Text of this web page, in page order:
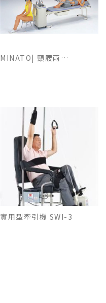
MINATO| 頸腰兩用牽引機 Tractizer TC-30D TypeAH/AS
實用型牽引機 SWI-3